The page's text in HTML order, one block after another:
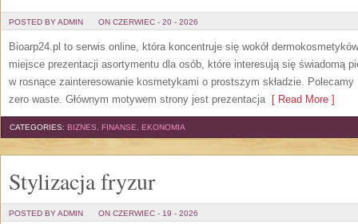
POSTED BY ADMIN ON CZERWIEC - 20 - 2026
Bioarp24.pl to serwis online, która koncentruje się wokół
miejsce prezentacji asortymentu dla osób, które interesują się świadomą
w rosnące zainteresowanie kosmetykami o prostszym składzie. Polecamy
zero waste. Głównym motywem strony jest prezentacja[ Read More ]
CATEGORIES: BIZNES, FINANSE, EKONOMIA
Stylizacja fryzur
POSTED BY ADMIN ON CZERWIEC - 19 - 2026